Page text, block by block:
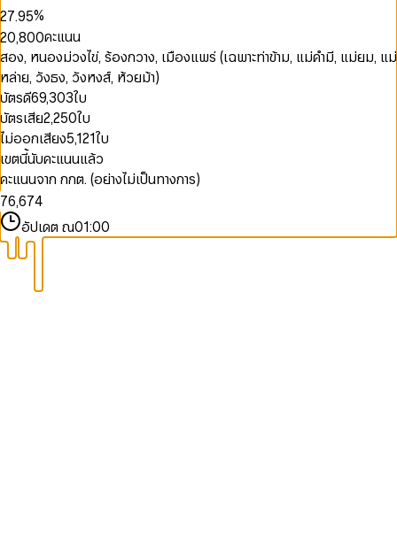
95
6
7
8
9
6
7
8
9
5
6
7
8
9
2
3
4
5
6
7
8
9
7
8
9
.95
6
7
8
9
%
1
2
3
4
5
6
7
8
9
0
1
2
3
4
5
6
7
8
9
,
7
8
9
0
1
2
3
4
5
6
7
8
9
0
1
2
3
4
5
6
7
8
9
คะแนน
สอง, หนองม่วงไข่, ร้องกวาง, เมืองแพร่ (เฉพาะท่าข้าม, แม่คำมี, แม่ยม, แม่
หล่าย, วังธง, วังหงส์, ห้วยม้า)
บัตรดี69,303ใบ
บัตรเสีย2,250ใบ
ไม่ออกเสียง5,121ใบ
เขตนี้นับคะแนนแล้ว
คะแนนจาก กกต. (อย่างไม่เป็นทางการ)
0
1
2
3
4
5
6
7
8
9
0
1
2
3
4
5
6
7
8
9
,
0
1
2
3
4
5
6
7
8
9
0
1
2
3
4
5
6
7
8
9
0
1
2
3
4
5
6
7
อัปเดต ณ01:00